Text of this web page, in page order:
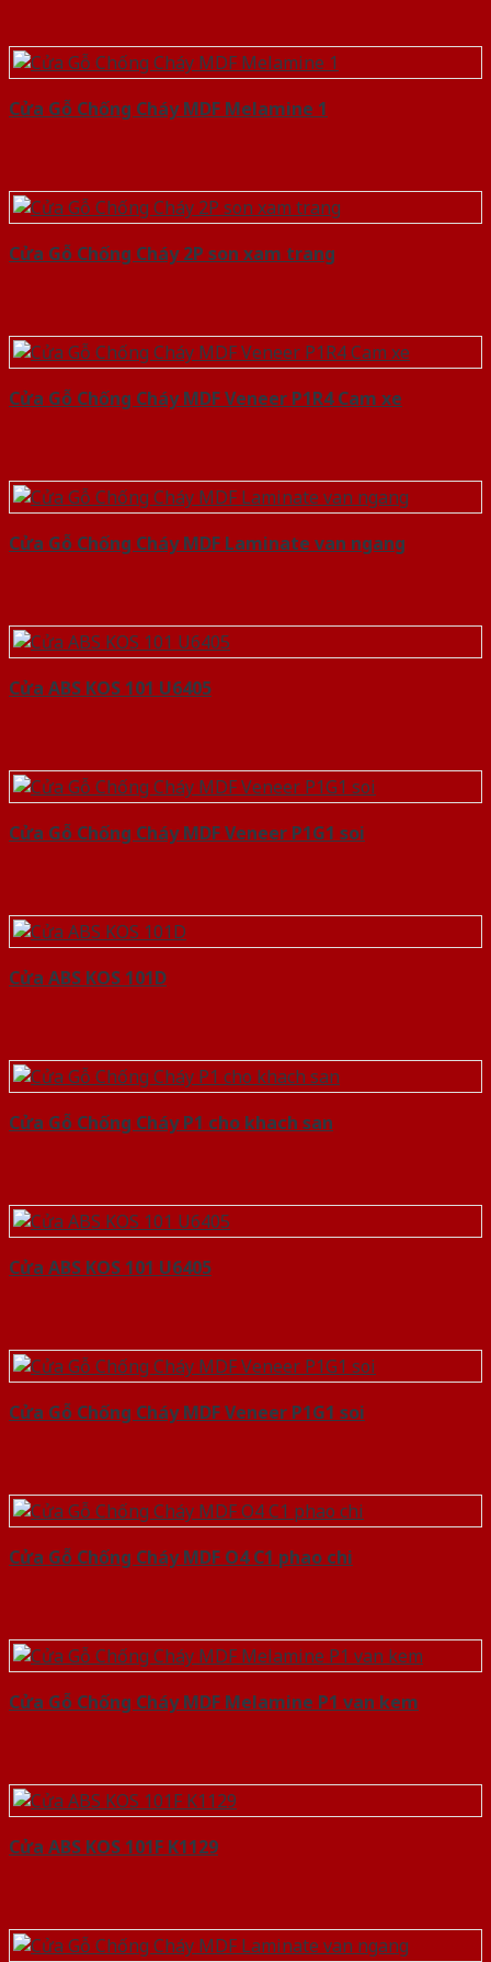
Cửa Gỗ Chống Cháy MDF Melamine 1
Cửa Gỗ Chống Cháy 2P son xam trang
Cửa Gỗ Chống Cháy MDF Veneer P1R4 Cam xe
Cửa Gỗ Chống Cháy MDF Laminate van ngang
Cửa ABS KOS 101 U6405
Cửa Gỗ Chống Cháy MDF Veneer P1G1 soi
Cửa ABS KOS 101D
Cửa Gỗ Chống Cháy P1 cho khach san
Cửa ABS KOS 101 U6405
Cửa Gỗ Chống Cháy MDF Veneer P1G1 soi
Cửa Gỗ Chống Cháy MDF O4 C1 phao chi
Cửa Gỗ Chống Cháy MDF Melamine P1 van kem
Cửa ABS KOS 101F K1129